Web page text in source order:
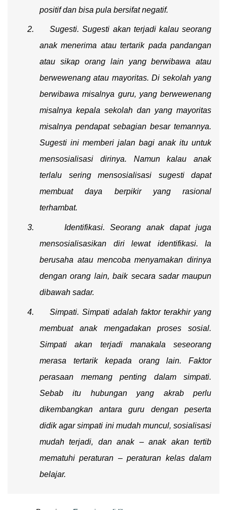
positif dan bisa pula bersifat negatif.
2.
Sugesti. Sugesti akan terjadi kalau seorang
anak menerima atau tertarik pada pandangan
atau sikap orang lain yang berwibawa atau
berwewenang atau mayoritas. Di sekolah yang
berwibawa misalnya guru, yang berwewenang
misalnya kepala sekolah dan yang mayoritas
misalnya pendapat sebagian besar temannya.
Sugesti ini memberi jalan bagi anak itu untuk
mensosialisasi dirinya. Namun kalau anak
terlalu sering mensosialisasi sugesti dapat
membuat daya berpikir yang rasional
terhambat.
3.
Identifikasi. Seorang anak dapat juga
mensosialisasikan diri lewat identifikasi. Ia
berusaha atau mencoba menyamakan dirinya
dengan orang lain, baik secara sadar maupun
dibawah sadar.
4.
Simpati. Simpati adalah faktor terakhir yang
membuat anak mengadakan proses sosial.
Simpati akan terjadi manakala seseorang
merasa tertarik kepada orang lain. Faktor
perasaan memang penting dalam simpati.
Sebab itu hubungan yang akrab perlu
dikembangkan antara guru dengan peserta
didik agar simpati ini mudah muncul, sosialisasi
mudah terjadi, dan anak – anak akan tertib
mematuhi peraturan – peraturan kelas dalam
belajar.